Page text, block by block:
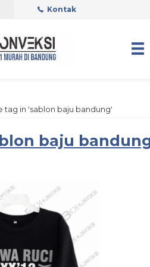
Kontak
tag in 'sablon baju bandung'
baju